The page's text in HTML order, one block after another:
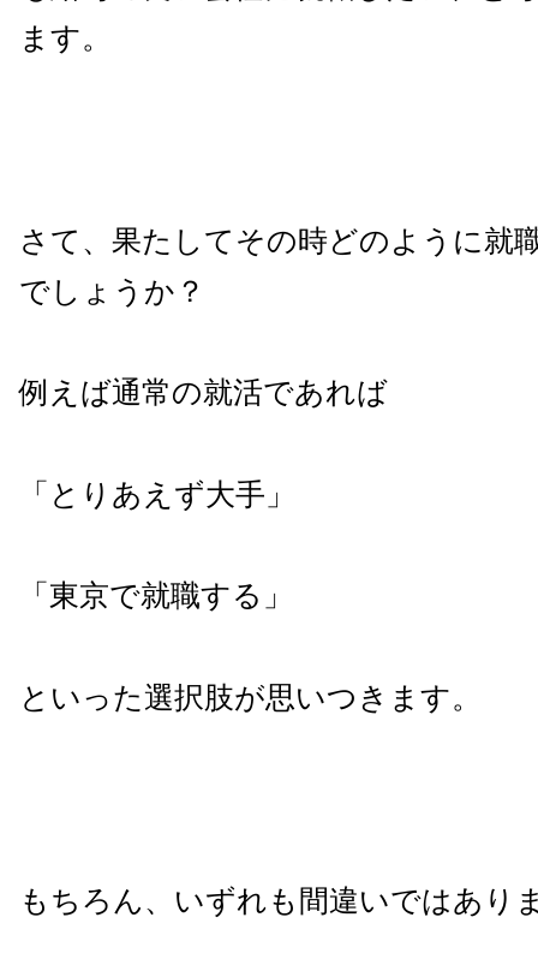
ます。
さて、果たしてその時どのように就
でしょうか？
例えば通常の就活であれば
「とりあえず大手」
「東京で就職する」
といった選択肢が思いつきます。
もちろん、いずれも間違いではあり